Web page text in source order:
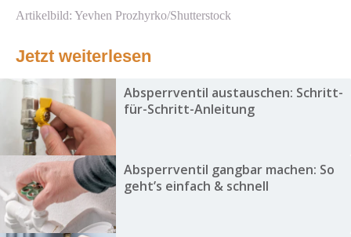
Artikelbild: Yevhen Prozhyrko/Shutterstock
Jetzt weiterlesen
Absperrventil austauschen: Schritt-
für-Schritt-Anleitung
Absperrventil gangbar machen: So
geht’s einfach & schnell